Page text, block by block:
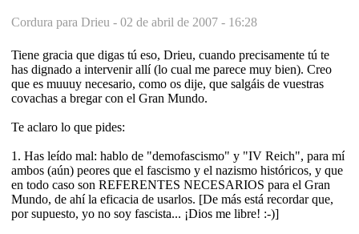
Cordura para Drieu - 02 de abril de 2007 - 16:28
Tiene gracia que digas tú eso, Drieu, cuando precisamente tú te
has dignado a intervenir allí (lo cual me parece muy bien). Creo
que es muuuy necesario, como os dije, que salgáis de vuestras
covachas a bregar con el Gran Mundo.
Te aclaro lo que pides:
1. Has leído mal: hablo de "demofascismo" y "IV Reich", para mí
ambos (aún) peores que el fascismo y el nazismo históricos, y que
en todo caso son REFERENTES NECESARIOS para el Gran
Mundo, de ahí la eficacia de usarlos. [De más está recordar que,
por supuesto, yo no soy fascista... ¡Dios me libre! :-)]